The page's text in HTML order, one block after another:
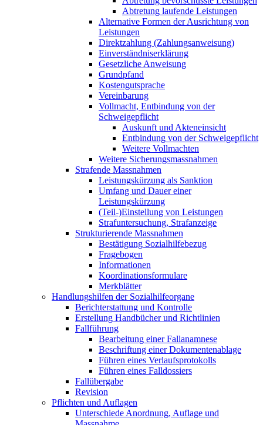
Abtretung laufende Leistungen
Alternative Formen der Ausrichtung von
Leistungen
Direktzahlung (Zahlungsanweisung)
Einverständniserklärung
Gesetzliche Anweisung
Grundpfand
Kostengutsprache
Vereinbarung
Vollmacht, Entbindung von der
Schweigepflicht
Auskunft und Akteneinsicht
Entbindung von der Schweigepflicht
Weitere Vollmachten
Weitere Sicherungsmassnahmen
Strafende Massnahmen
Leistungskürzung als Sanktion
Umfang und Dauer einer
Leistungskürzung
(Teil-)Einstellung von Leistungen
Strafuntersuchung, Strafanzeige
Strukturierende Massnahmen
Bestätigung Sozialhilfebezug
Fragebogen
Informationen
Koordinationsformulare
Merkblätter
Handlungshilfen der Sozialhilfeorgane
Berichterstattung und Kontrolle
Erstellung Handbücher und Richtlinien
Fallführung
Bearbeitung einer Fallanamnese
Beschriftung einer Dokumentenablage
Führen eines Verlaufsprotokolls
Führen eines Falldossiers
Fallübergabe
Revision
Pflichten und Auflagen
Unterschiede Anordnung, Auflage und